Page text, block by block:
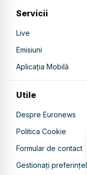
Servicii
Live
Emisiuni
Aplicația Mobilă
Utile
Despre Euronews
Politica Cookie
Formular de contact
Gestionați